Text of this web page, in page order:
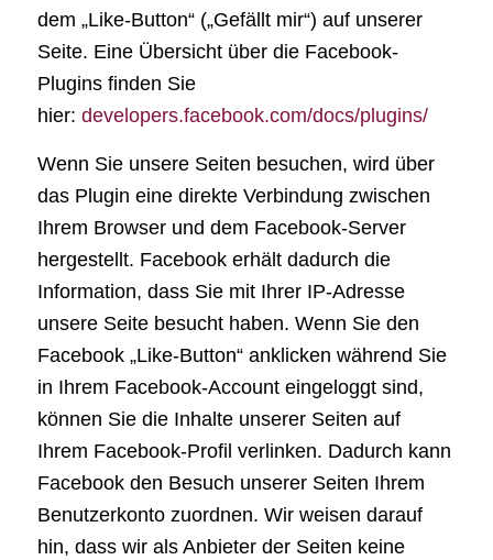
dem „Like-Button“ („Gefällt mir“) auf unserer
Seite. Eine Übersicht über die Facebook-
Plugins finden Sie
hier: developers.facebook.com/docs/plugins/
Wenn Sie unsere Seiten besuchen, wird über
das Plugin eine direkte Verbindung zwischen
Ihrem Browser und dem Facebook-Server
hergestellt. Facebook erhält dadurch die
Information, dass Sie mit Ihrer IP-Adresse
unsere Seite besucht haben. Wenn Sie den
Facebook „Like-Button“ anklicken während Sie
in Ihrem Facebook-Account eingeloggt sind,
können Sie die Inhalte unserer Seiten auf
Ihrem Facebook-Profil verlinken. Dadurch kann
Facebook den Besuch unserer Seiten Ihrem
Benutzerkonto zuordnen. Wir weisen darauf
hin, dass wir als Anbieter der Seiten keine